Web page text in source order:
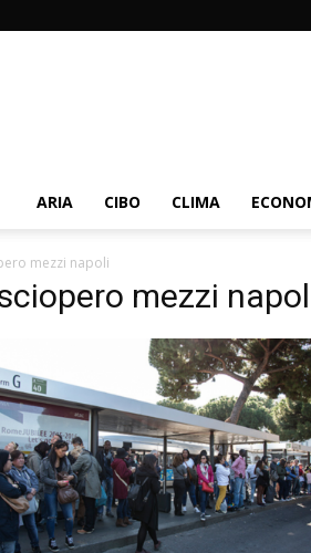
ARIA CIBO CLIMA
mezzi napoli
mezzi